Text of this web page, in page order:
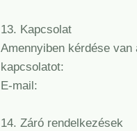
13. Kapcsolat
Amennyiben kérdése
kapcsolatot:
E-mail:
14. Záró rendelkezések